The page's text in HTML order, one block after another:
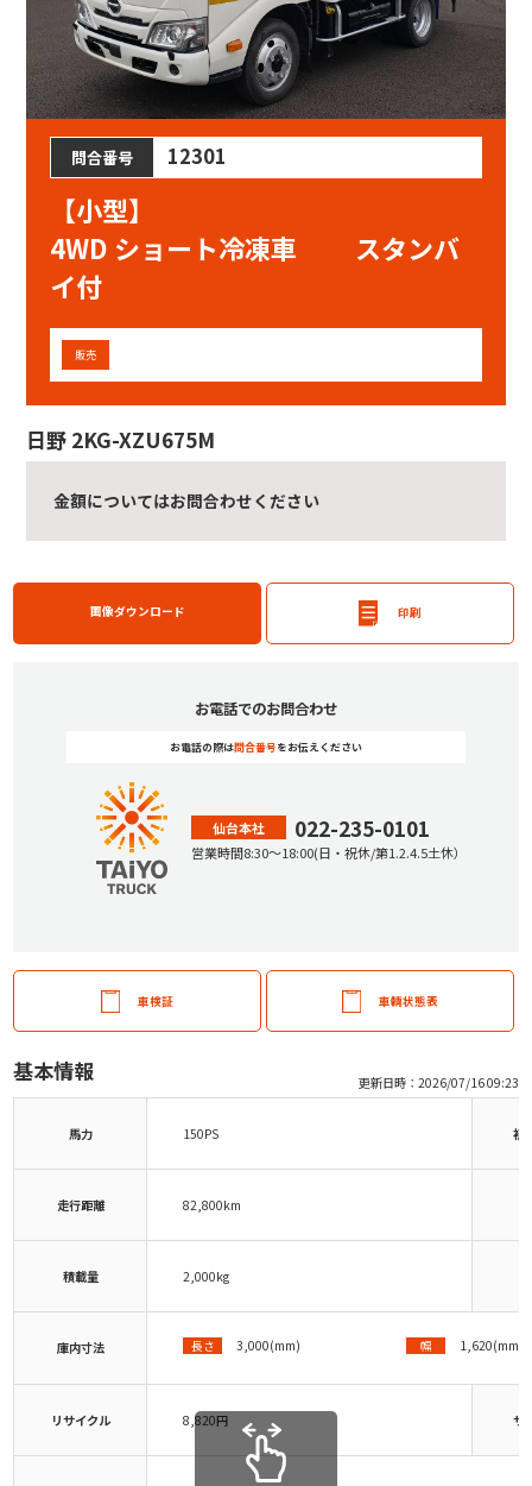
問合番号 12301
【小型】
4WD ショート冷凍車 スタンバ
イ付
販売
日野 2KG-XZU675M
金額についてはお問合わせください
画像ダウンロード 印刷
お電話でのお問合わせ
お電話の際は問合番号をお伝えください
仙台本社 022-235-0101
営業時間8:30〜18:00(日・祝休/第1.2.4.5土休）
車検証 車輌状態表
基本情報 更新日時：2026/07/16 09:23
馬力 150PS 初
走行距離 82,800km
積載量 2,000kg
庫内寸法 長さ 3,000(mm) 幅 1,620(mm)
リサイクル 8,820円 サ